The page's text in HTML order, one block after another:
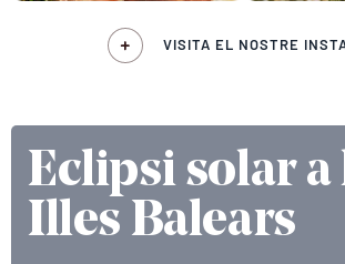
VISITA EL NOSTRE
Eclipsi solar a
Illes Balears